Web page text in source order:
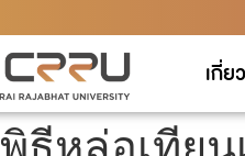
เกี่ย